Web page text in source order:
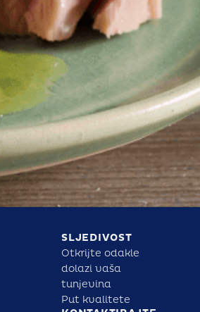
SLJEDIVOST
Otkrijte odakle
dolazi vaša
tunjevina
Put kvalitete